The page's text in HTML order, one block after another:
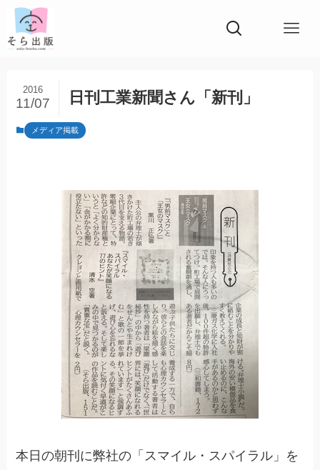
日刊工業新聞さん「新刊」
2016
11/07
メディア掲載
本日の朝刊に弊社の「スマイル・スパイラル」を